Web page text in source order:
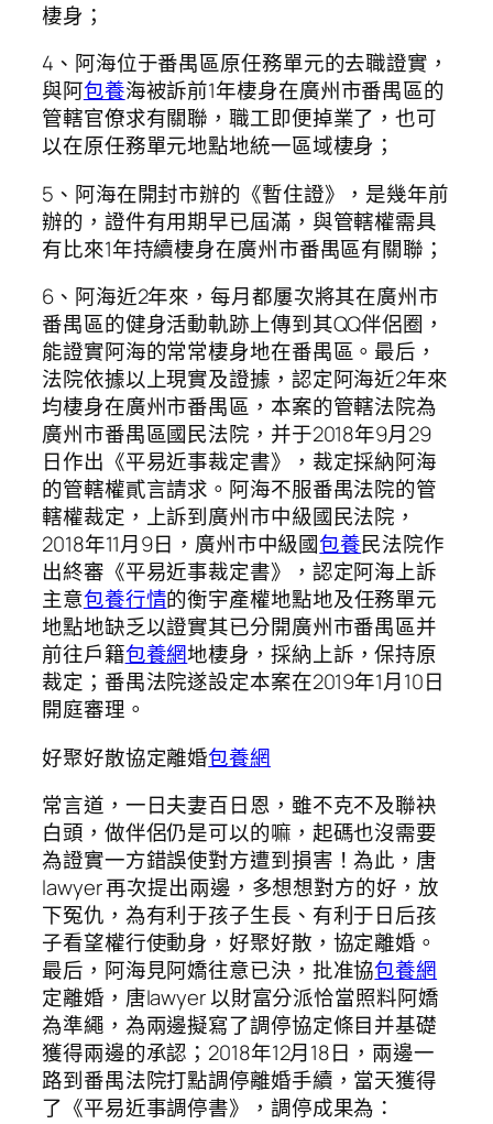
棲身；
4、阿海位于番禺區原任務單元的去職證實，
與阿包養海被訴前1年棲身在廣州市番禺區的
管轄官僚求有關聯，職工即便掉業了，也可
以在原任務單元地點地統一區域棲身；
5、阿海在開封市辦的《暫住證》，是幾年前
辦的，證件有用期早已屆滿，與管轄權需具
有比來1年持續棲身在廣州市番禺區有關聯；
6、阿海近2年來，每月都屢次將其在廣州市
番禺區的健身活動軌跡上傳到其QQ伴侶圈，
能證實阿海的常常棲身地在番禺區。最后，
法院依據以上現實及證據，認定阿海近2年來
均棲身在廣州市番禺區，本案的管轄法院為
廣州市番禺區國民法院，并于2018年9月29
日作出《平易近事裁定書》，裁定採納阿海
的管轄權貳言請求。阿海不服番禺法院的管
轄權裁定，上訴到廣州市中級國民法院，
2018年11月9日，廣州市中級國包養民法院作
出終審《平易近事裁定書》，認定阿海上訴
主意包養行情的衡宇產權地點地及任務單元
地點地缺乏以證實其已分開廣州市番禺區并
前往戶籍包養網地棲身，採納上訴，保持原
裁定；番禺法院遂設定本案在2019年1月10日
開庭審理。
好聚好散協定離婚包養網
常言道，一日夫妻百日恩，雖不克不及聯袂
白頭，做伴侶仍是可以的嘛，起碼也沒需要
為證實一方錯誤使對方遭到損害！為此，唐
lawyer 再次提出兩邊，多想想對方的好，放
下冤仇，為有利于孩子生長、有利于日后孩
子看望權行使動身，好聚好散，協定離婚。
最后，阿海見阿嬌往意已決，批准協包養網
定離婚，唐lawyer 以財富分派恰當照料阿嬌
為準繩，為兩邊擬寫了調停協定條目并基礎
獲得兩邊的承認；2018年12月18日，兩邊一
路到番禺法院打點調停離婚手續，當天獲得
了《平易近事調停書》，調停成果為：